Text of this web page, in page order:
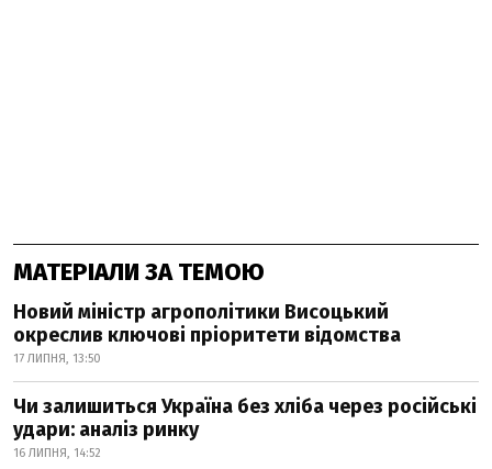
МАТЕРІАЛИ ЗА ТЕМОЮ
Новий міністр агрополітики Висоцький
окреслив ключові пріоритети відомства
17 ЛИПНЯ, 13:50
Чи залишиться Україна без хліба через російські
удари: аналіз ринку
16 ЛИПНЯ, 14:52